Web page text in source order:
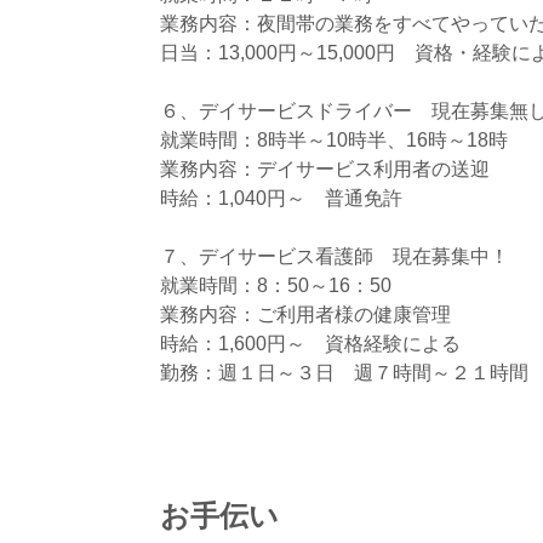
業務内容：夜間帯の業務をすべてやってい
日当：13,000円～15,000円 資格・経験に
６、デイサービスドライバー 現在募集無
就業時間：8時半～10時半、16時～18時
業務内容：デイサービス利用者の送迎
時給：1,040円～ 普通免許
７、デイサービス看護師 現在募集中！
就業時間：8：50～16：50
業務内容：ご利用者様の健康管理
時給：1,600円～ 資格経験による
勤務：週１日～３日 週７時間～２１時間
お手伝い